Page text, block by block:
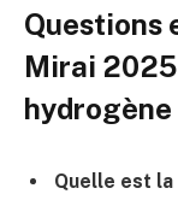
Questions
Mirai
hydrogène
Quelle est